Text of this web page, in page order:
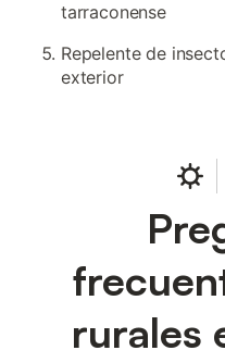
tarraconense
Repelente de
exterior
rurales